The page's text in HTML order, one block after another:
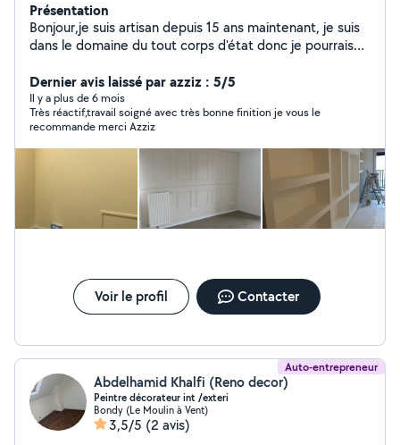
Présentation
Bonjour,je suis artisan depuis 15 ans maintenant, je suis
dans le domaine du tout corps d'état donc je pourrais
disponible assez rapidement au prix très abordable.
Dernier avis laissé par azziz : 5/5
Il y a plus de 6 mois
Très réactif,travail soigné avec très bonne finition je vous le
recommande merci Azziz
Voir le profil Contacter
Auto-entrepreneur
Abdelhamid Khalfi (Reno decor)
Peintre décorateur int /exteri
Bondy (Le Moulin à Vent)
3,5/5 (2 avis)